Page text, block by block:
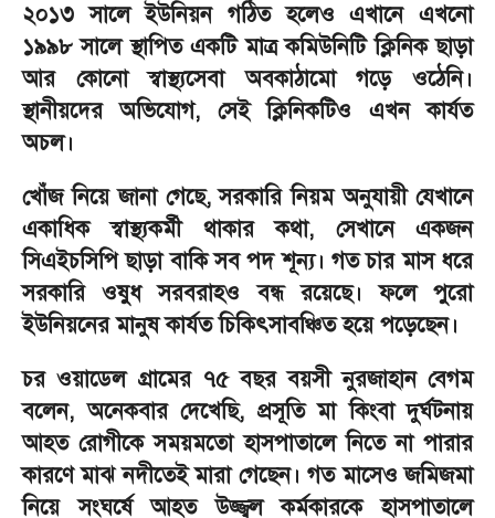
২০১৩ সালে ইউনিয়ন গঠিত হলেও এখানে এখনো
১৯৯৮ সালে স্থাপিত একটি মাত্র কমিউনিটি ক্লিনিক ছাড়া
আর কোনো স্বাস্থ্যসেবা অবকাঠামো গড়ে ওঠেনি।
স্থানীয়দের অভিযোগ, সেই ক্লিনিকটিও এখন কার্যত
অচল।
খোঁজ নিয়ে জানা গেছে, সরকারি নিয়ম অনুযায়ী যেখানে
একাধিক স্বাস্থ্যকর্মী থাকার কথা, সেখানে একজন
সিএইচসিপি ছাড়া বাকি সব পদ শূন্য। গত চার মাস ধরে
সরকারি ওষুধ সরবরাহও বন্ধ রয়েছে। ফলে পুরো
ইউনিয়নের মানুষ কার্যত চিকিৎসাবঞ্চিত হয়ে পড়েছেন।
চর ওয়াডেল গ্রামের ৭৫ বছর বয়সী নুরজাহান বেগম
বলেন, অনেকবার দেখেছি, প্রসূতি মা কিংবা দুর্ঘটনায়
আহত রোগীকে সময়মতো হাসপাতালে নিতে না পারার
কারণে মাঝ নদীতেই মারা গেছেন। গত মাসেও জমিজমা
নিয়ে সংঘর্ষে আহত উজ্জ্বল কর্মকারকে হাসপাতালে